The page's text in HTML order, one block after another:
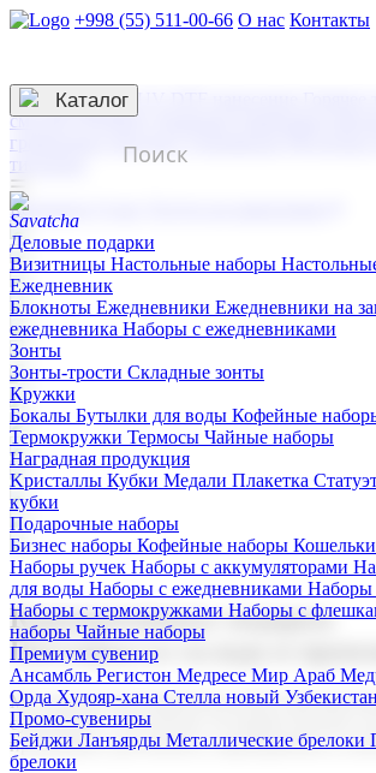
+998 (55) 511-00-66 О нас Контакты
3D гравировка
смолой (Doming)
гравировка твердая
тиснение
☰
Контакты
Каталог
Деловые подарки
Визитницы Настольные наборы
Ежедневник
Блокноты Ежедневники Ежедневники на
ежедневника Наборы с ежедневниками
Зонты
Зонты-трости Складные зонты
Кружки
Бокалы Бутылки для воды Кофейные
Термокружки Термосы Чайные наборы
Наградная продукция
Kристаллы Кубки Медали Плакетка
кубки
Подарочные наборы
Бизнес наборы Кофейные наборы Кошельки
Наборы ручек Наборы с аккумуляторами
для воды Наборы с ежедневниками Наборы
Наборы с термокружками Наборы с
наборы Чайные наборы
Премиум сувенир
Ансамбль Регистон Медресе Мир Араб
Орда Худояр-хана Стелла новый Узбекистан
Промо-сувениры
Бейджи Ланъярды Металлические брелоки
брелоки
Корпоративные подарки
Поставка со склада и
Мы предлагаем широкий выбор
сувениров с логотипом. В нашем каталоге
продукцию для бизнеса, мероприятия и